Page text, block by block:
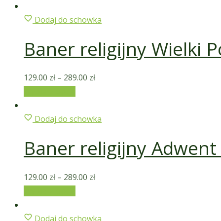
Dodaj do schowka
Baner religijny Wielki
129.00 zł – 289.00 zł
Dodaj do schowka
Baner religijny Adwent
129.00 zł – 289.00 zł
Dodaj do schowka